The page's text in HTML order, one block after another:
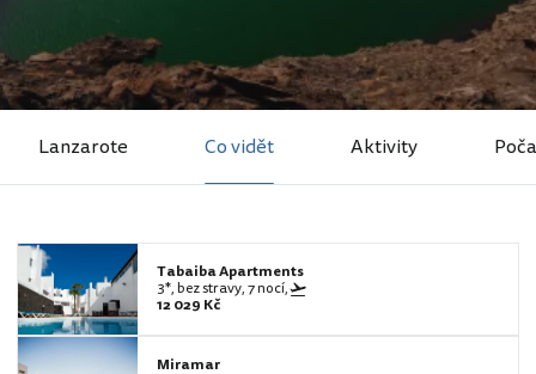
Lanzarote Co vidět Aktivity
Tabaiba Apartments
3*, bez stravy, 7 nocí,
12 029 Kč
Miramar